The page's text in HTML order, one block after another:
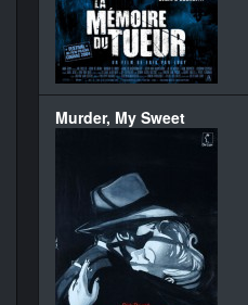
Murder, My Sweet